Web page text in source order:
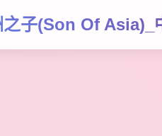
之子(Son Of Asia)_